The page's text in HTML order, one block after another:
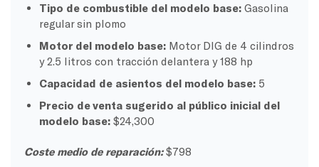
Tipo de combustible del modelo base: Gasolina
regular sin plomo
Motor del modelo base: Motor DIG de 4 cilindros
y 2.5 litros con tracción delantera y 188 hp
Capacidad de asientos del modelo base: 5
Precio de venta sugerido al público inicial del
modelo base: $24,300
Coste medio de reparación:$798